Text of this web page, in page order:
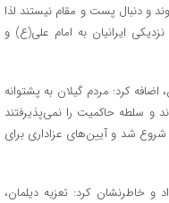
و دنبال پست و مقام نیستند لذا
ایرانیان به امام علی(ع) و
کرد:‌ مردم گیلان به پشتوانه
و سلطه حاکمیت را نمی‌پذیرفتند
شد و آیین‌های عزاداری برای
خبر داد و خاطرنشان کرد: تعزیه دیلمان،